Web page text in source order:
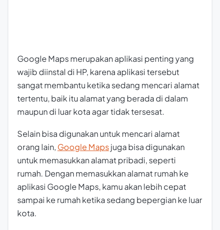
Google Maps merupakan aplikasi penting yang
wajib diinstal di HP, karena aplikasi tersebut
sangat membantu ketika sedang mencari alamat
tertentu, baik itu alamat yang berada di dalam
maupun di luar kota agar tidak tersesat.
Selain bisa digunakan untuk mencari alamat
orang lain, Google Mapsjuga bisa digunakan
untuk memasukkan alamat pribadi, seperti
rumah. Dengan memasukkan alamat rumah ke
aplikasi Google Maps, kamu akan lebih cepat
sampai ke rumah ketika sedang bepergian ke luar
kota.